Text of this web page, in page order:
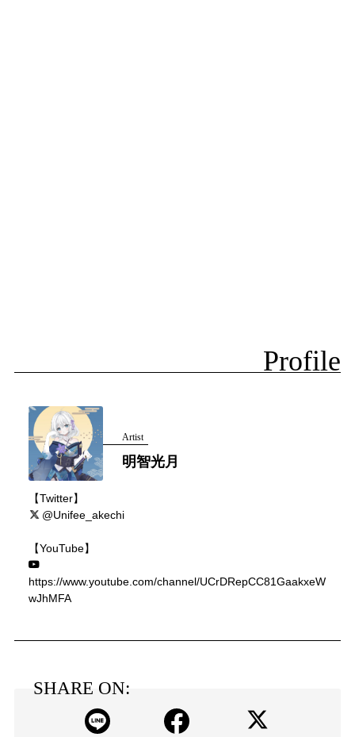
Profile
Artist
明智光月
【Twitter】
@Unifee_akechi
【YouTube】
https://www.youtube.com/channel/UCrDRepCC81GaakxeW
wJhMFA
SHARE ON: